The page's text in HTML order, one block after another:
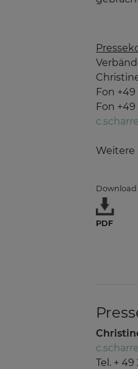
Fon +49
Fon +49
Download
PDF
Tel. + 49